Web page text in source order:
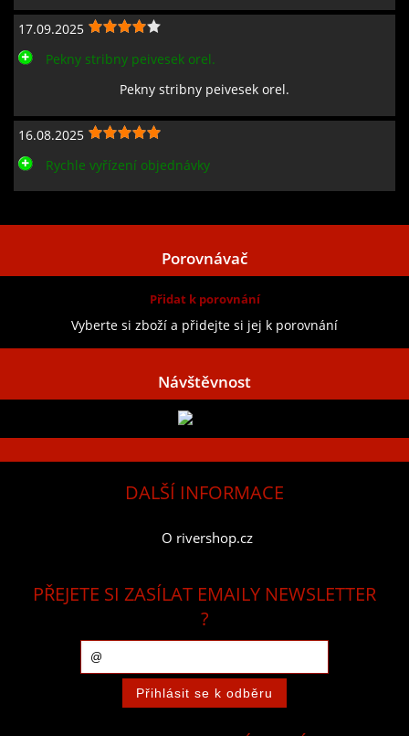
17.09.2025
Pekny stribny peivesek orel.
Pekny stribny peivesek orel.
16.08.2025
Rychle vyřízení objednávky
Porovnávač
Přidat k porovnání
Vyberte si zboží a přidejte si jej k porovnání
Návštěvnost
DALŠÍ INFORMACE
O rivershop.cz
PŘEJETE SI ZASÍLAT EMAILY NEWSLETTER
?